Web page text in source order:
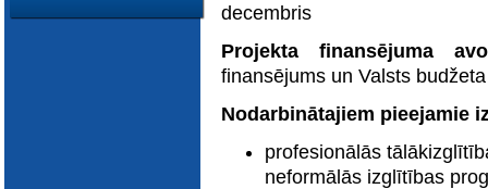
decembris
Projekta finansējuma
finansējums un Valsts
Nodarbinātajiem pieejamie
profesionālās
neformālās izglītības